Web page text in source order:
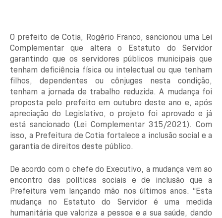
O prefeito de Cotia, Rogério Franco, sancionou uma Lei
Complementar que altera o Estatuto do Servidor
garantindo que os servidores públicos municipais que
tenham deficiência física ou intelectual ou que tenham
filhos, dependentes ou cônjuges nesta condição,
tenham a jornada de trabalho reduzida. A mudança foi
proposta pelo prefeito em outubro deste ano e, após
apreciação do Legislativo, o projeto foi aprovado e já
está sancionado (Lei Complementar 315/2021). Com
isso, a Prefeitura de Cotia fortalece a inclusão social e a
garantia de direitos deste público.
De acordo com o chefe do Executivo, a mudança vem ao
encontro das políticas sociais e de inclusão que a
Prefeitura vem lançando mão nos últimos anos. “Esta
mudança no Estatuto do Servidor é uma medida
humanitária que valoriza a pessoa e a sua saúde, dando